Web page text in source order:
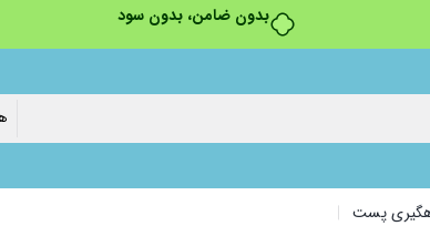
بدون ضامن، بدون سود
پست